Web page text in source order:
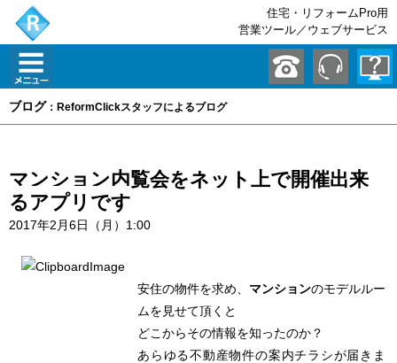
住宅・リフォームPro用
営業ツール／ウェブサービス
ブログ：ReformClickスタッフによるブログ
マンション内覧会をネット上で開催出来
るアプリです
2017年2月6日（月）1:00
安住の物件を求め、 マンションのモデルルー
ムを見せて頂くと
どこからその情報を知ったのか？
あらゆる不動産物件の案内チラシが届きま